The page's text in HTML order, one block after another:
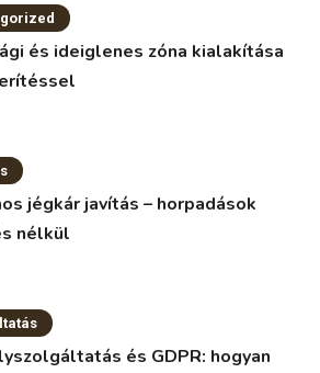
és ideiglenes zóna kialakítása
jégkár javítás – horpadások
nélkül
és GDPR: hogyan